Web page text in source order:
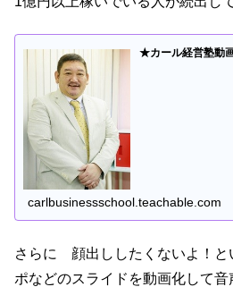
★カール経営塾動
carlbusinessschool.teachable.com
さらに 顔出ししたくないよ！
ポなどのスライドを動画化して